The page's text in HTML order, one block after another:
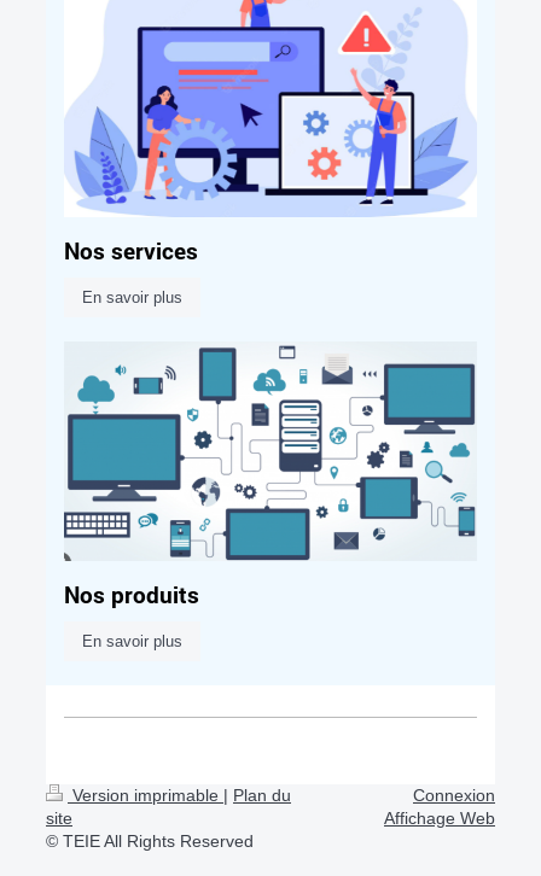
Nos services
En savoir plus
Nos produits
En savoir plus
Version imprimable | Plan du
site
© TEIE All Rights Reserved
Connexion
Affichage Web